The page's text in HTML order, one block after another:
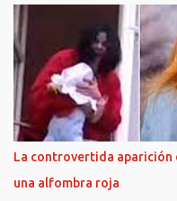
charly-garcia-reflejaron-
Hay cuentas que son
musical. Se pueden conocer
personas según su historia
combinar una historia
más riesgoso . Cuando un
que requiere internación, no
salud artística, para bien o
correlación entre grados
La controvertida aparición
una alfombra roja